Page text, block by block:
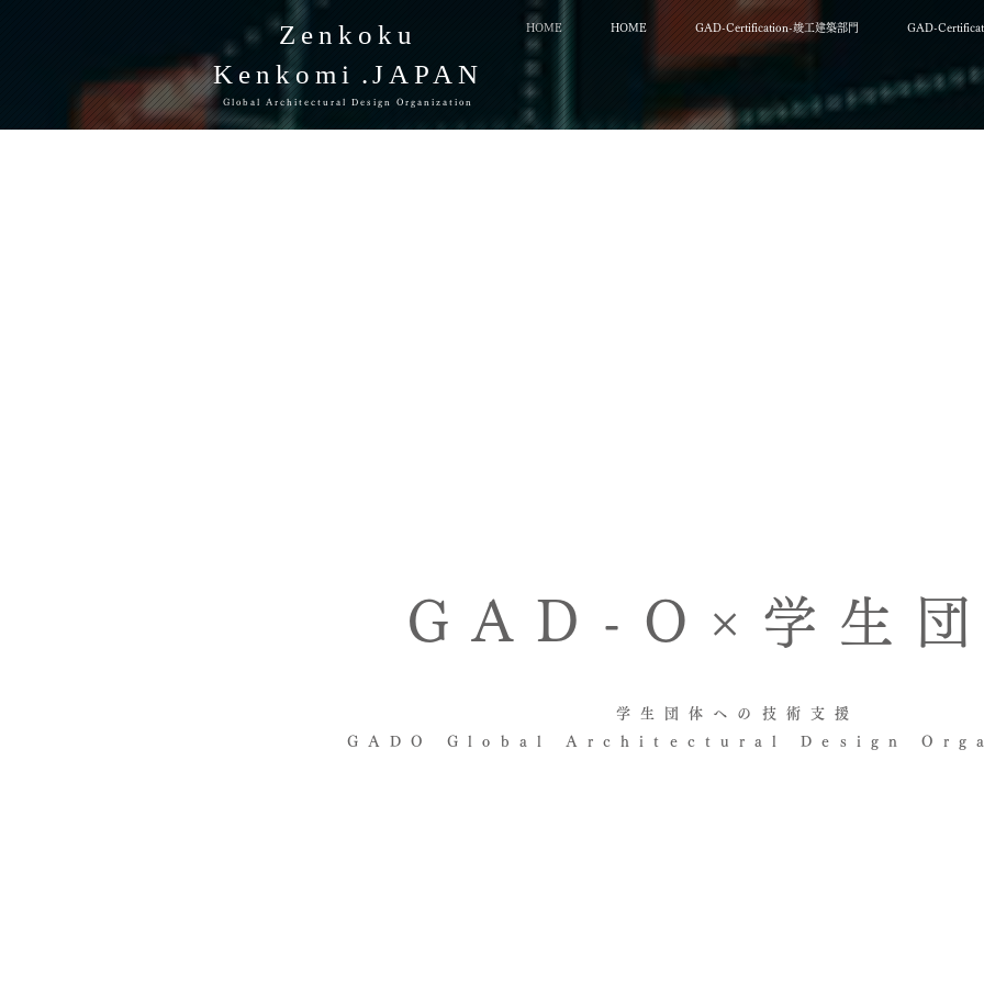
Zenkoku
Kenkomi .JAPAN
HOME HOME GAD-Certification-竣工建築部門 GAD-
Global Architectural Design Organization
GAD-O×学生団
学生団体への技術支援
GADO Global Architectural Design